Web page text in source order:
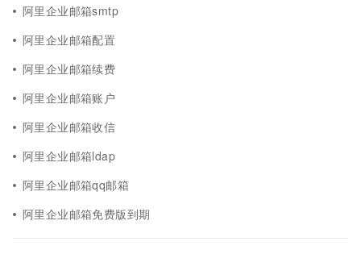
阿里企业邮箱smtp
阿里企业邮箱配置
阿里企业邮箱续费
阿里企业邮箱账户
阿里企业邮箱收信
阿里企业邮箱ldap
阿里企业邮箱qq邮箱
阿里企业邮箱免费版到期